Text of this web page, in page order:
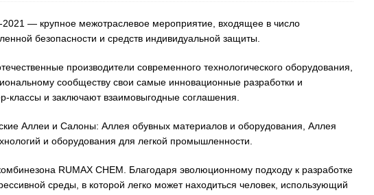
— крупное межотраслевое мероприятие, входящее в число
безопасности и средств индивидуальной защиты.
производители современного технологического оборудования,
сообществу свои самые инновационные разработки и
классы и заключают взаимовыгодные соглашения.
Аллеи и Салоны: Аллея обувных материалов и оборудования, Аллея
и оборудования для легкой промышленности.
RUMAX CHEM. Благодаря эволюционному подходу к разработке
среды, в которой легко может находиться человек, использующий